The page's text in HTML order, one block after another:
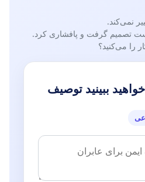
کنید. و این امر یک امر ضرورى و
نمی‌کند.
تصمیم گرفت و پافشاری کرد.
را می‌کنید؟
ببینید توصیف